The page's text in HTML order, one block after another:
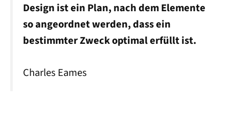
Design ist ein Plan, nach dem Elemente
so angeordnet werden, dass ein
bestimmter Zweck optimal erfüllt ist.
Charles Eames